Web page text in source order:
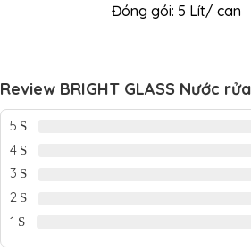
Đóng gói: 5 Lít/ can
Review BRIGHT GLASS Nước
5
4
3
2
1